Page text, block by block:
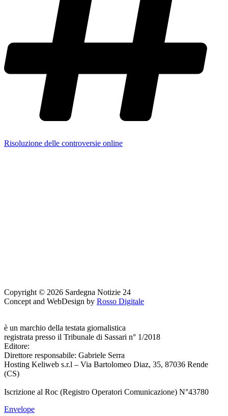
Risoluzione delle controversie online
Copyright © 2026 Sardegna Notizie 24
Concept and WebDesign by Rosso Digitale
è un marchio della testata giornalistica
registrata presso il Tribunale di Sassari n° 1/2018
Editore:
Direttore responsabile: Gabriele Serra
Hosting Keliweb s.r.l – Via Bartolomeo Diaz, 35, 87036 Rende
(CS)
Iscrizione al Roc (Registro Operatori Comunicazione) N°43780
Envelope